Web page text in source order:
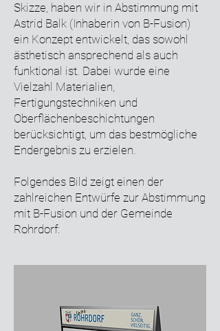
Skizze, haben wir in Abstimmung mit
Astrid Balk (Inhaberin von B-Fusion)
ein Konzept entwickelt, das sowohl
ästhetisch ansprechend als auch
funktional ist. Dabei wurde eine
Vielzahl Materialien,
Fertigungstechniken und
Oberflächenbeschichtungen
berücksichtigt, um das bestmögliche
Endergebnis zu erzielen.
Folgendes Bild zeigt einen der
zahlreichen Entwürfe zur Abstimmung
mit B-Fusion und der Gemeinde
Rohrdorf: